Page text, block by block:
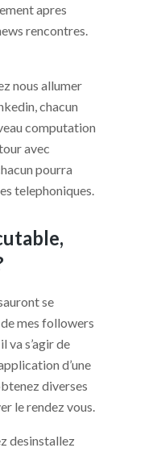
apres
rencontres.
nous allumer
chacun
computation
avec
pourra
telephoniques.
se
mes followers
va s’agir de
d’une
diverses
le rendez vous.
desinstallez